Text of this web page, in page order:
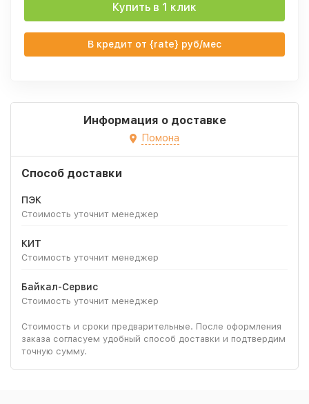
Купить в 1 клик
В кредит от {rate} руб/мес
Информация о доставке
Помона
Способ доставки
ПЭК
Стоимость уточнит менеджер
КИТ
Стоимость уточнит менеджер
Байкал-Сервис
Стоимость уточнит менеджер
Стоимость и сроки предварительные. После оформления
заказа согласуем удобный способ доставки и подтвердим
точную сумму.